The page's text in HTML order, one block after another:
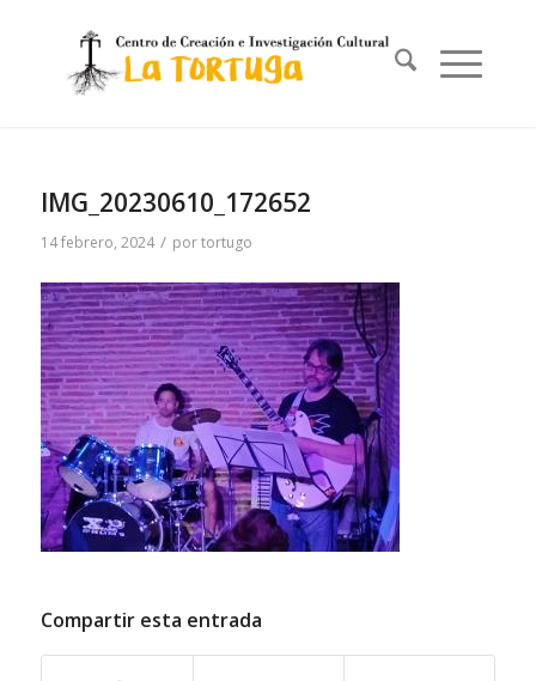
IMG_20230610_172652
14 febrero, 2024 / portortugo
Compartir esta entrada